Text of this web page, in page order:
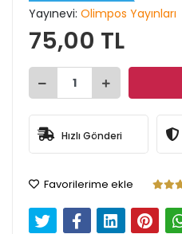
Yayınevi: Olimpos Yayınları
75,00 TL
Hızlı Gönderi
Favorilerime ekle